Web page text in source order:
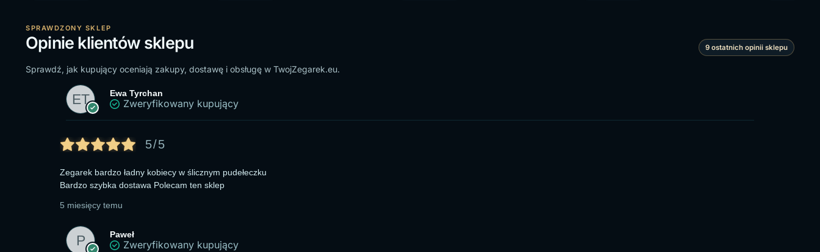
SPRAWDZONY SKLEP
Opinie klientów sklepu 9 ostatnich opinii sklepu
Sprawdź, jak kupujący oceniają zakupy, dostawę i obsługę w TwojZegarek.eu.
Ewa Tyrchan
Zweryfikowany kupujący
5/5
Zegarek bardzo ładny kobiecy w ślicznym pudełeczku
Bardzo szybka dostawa Polecam ten sklep
5 miesięcy temu
Paweł
Zweryfikowany kupujący